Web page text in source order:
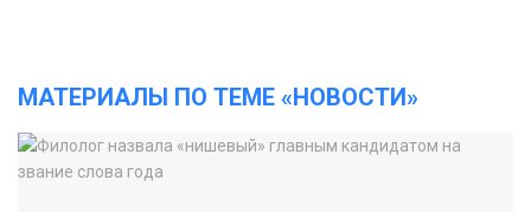
МАТЕРИАЛЫ ПО ТЕМЕ «НОВОСТИ»